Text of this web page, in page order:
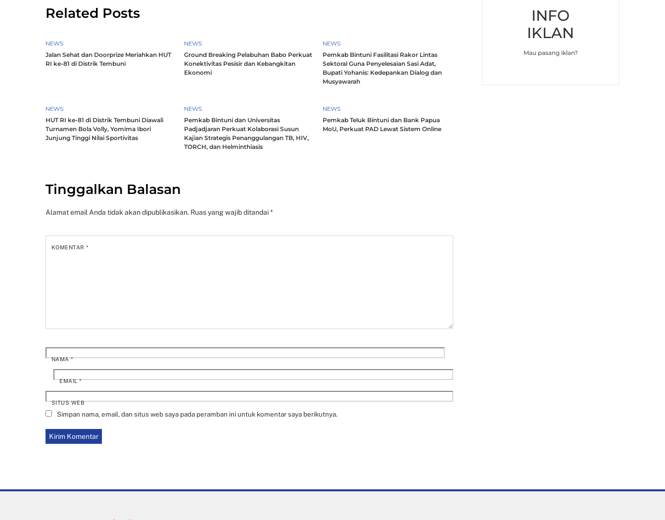
Related Posts
NEWS
Jalan Sehat dan Doorprize Meriahkan HUT
RI ke-81 di Distrik Tembuni
NEWS
Ground Breaking Pelabuhan Babo Perkuat
Konektivitas Pesisir dan Kebangkitan
Ekonomi
NEWS
Pemkab Bintuni Fasilitasi Rakor Lintas
Sektoral Guna Penyelesaian Sasi Adat,
Bupati Yohanis: Kedepankan Dialog dan
Musyawarah
NEWS
HUT RI ke-81 di Distrik Tembuni Diawali
Turnamen Bola Volly, Yomima Ibori
Junjung Tinggi Nilai Sportivitas
NEWS
Pemkab Bintuni dan Universitas
Padjadjaran Perkuat Kolaborasi Susun
Kajian Strategis Penanggulangan TB, HIV,
TORCH, dan Helminthiasis
NEWS
Pemkab Teluk Bintuni dan Bank Papua
MoU, Perkuat PAD Lewat Sistem Online
Tinggalkan Balasan
Alamat email Anda tidak akan dipublikasikan. Ruas yang wajib ditandai*
KOMENTAR*
NAMA*
EMAIL*
SITUS WEB
Simpan nama, email, dan situs web saya pada peramban ini untuk komentar saya berikutnya.
INFO
IKLAN
Mau pasang iklan?